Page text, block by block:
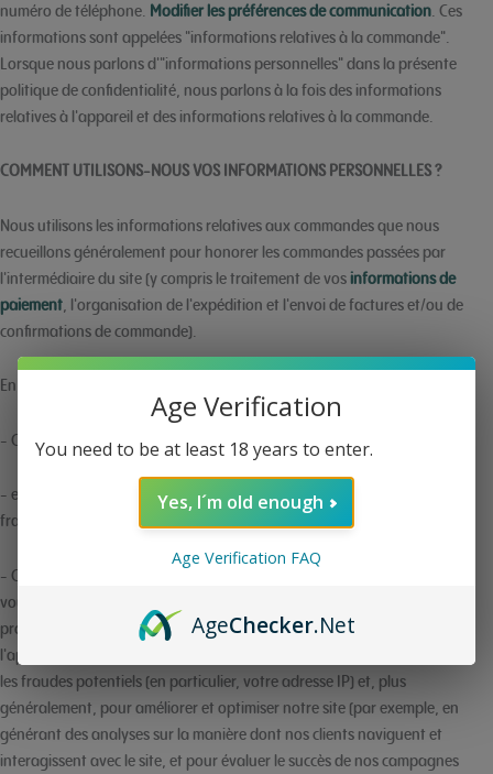
numéro de téléphone. Modifier les préférences de communication . Ces
informations sont appelées "informations relatives à la commande".
Lorsque nous parlons d'"informations personnelles" dans la présente
politique de confidentialité, nous parlons à la fois des informations
relatives à l'appareil et des informations relatives à la commande.
COMMENT UTILISONS-NOUS VOS INFORMATIONS PERSONNELLES ?
Nous utilisons les informations relatives aux commandes que nous
recueillons généralement pour honorer les commandes passées par
l'intermédiaire du site (y compris le traitement de vosinformations de
paiement , l'organisation de l'expédition et l'envoi de factures et/ou de
confirmations de commande).
En outre, nous utilisons ces informations de commande pour :
- Communiquer avec vous ;
- examiner nos commandes pour détecter les risques potentiels ou les
fraudes ; et
- Conformément aux préférences que vous avez partagées avec nous,
vous fournir des informations ou de la publicité concernant nos
produits ou services. Nous utilisons les informations relatives à
l'appareil que nous recueillons pour nous aider à détecter les risques et
les fraudes potentiels (en particulier, votre adresse IP) et, plus
généralement, pour améliorer et optimiser notre site (par exemple, en
générant des analyses sur la manière dont nos clients naviguent et
interagissent avec le site, et pour évaluer le succès de nos campagnes
Age Verification
You need to be at least 18 years to enter.
Yes, I´m old enough
Age Verification FAQ
AgeChecker.Net